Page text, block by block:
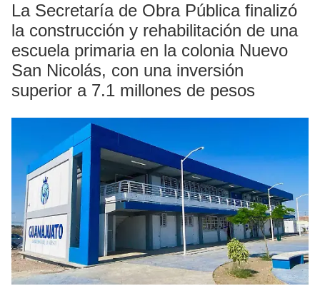
La Secretaría de Obra Pública finalizó
la construcción y rehabilitación de una
escuela primaria en la colonia Nuevo
San Nicolás, con una inversión
superior a 7.1 millones de pesos